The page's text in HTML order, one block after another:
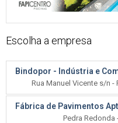
Escolha a empresa
Bindopor - Indústria e
Rua Manuel Vicente s/n -
Fábrica de Pavimentos
Pedra Redonda